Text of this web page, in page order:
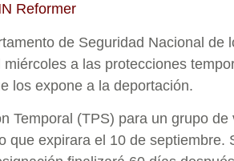
Reformer
de Seguridad Nacional de
a las protecciones
los expone a la deportación.
Temporal (TPS) para un grupo
que expirara el 10 de septiembre.